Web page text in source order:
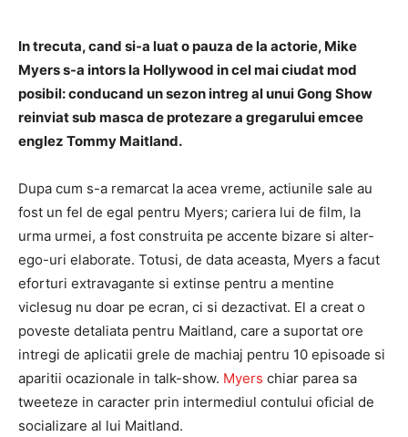
In trecuta, cand si-a luat o pauza de la actorie, Mike
Myers s-a intors la Hollywood in cel mai ciudat mod
posibil: conducand un sezon intreg al unui Gong Show
reinviat sub masca de protezare a gregarului emcee
englez Tommy Maitland.
Dupa cum s-a remarcat la acea vreme, actiunile sale au
fost un fel de egal pentru Myers; cariera lui de film, la
urma urmei, a fost construita pe accente bizare si alter-
ego-uri elaborate. Totusi, de data aceasta, Myers a facut
eforturi extravagante si extinse pentru a mentine
viclesug nu doar pe ecran, ci si dezactivat. El a creat o
poveste detaliata pentru Maitland, care a suportat ore
intregi de aplicatii grele de machiaj pentru 10 episoade si
aparitii ocazionale in talk-show. Myers chiar parea sa
tweeteze in caracter prin intermediul contului oficial de
socializare al lui Maitland.